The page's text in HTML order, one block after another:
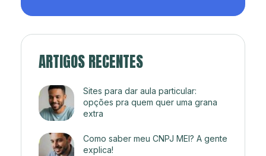
ARTIGOS RECENTES
Sites para dar aula particular:
opções pra quem quer uma grana
extra
Como saber meu CNPJ MEI? A gente
explica!